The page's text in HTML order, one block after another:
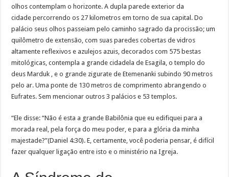
olhos contemplam o horizonte. A dupla parede exterior da
cidade percorrendo os 27 kilometros em torno de sua capital. Do
palácio seus olhos passeiam pelo caminho sagrado da procissão; um
quilômetro de extensão, com suas paredes cobertas de vidros
altamente reflexivos e azulejos azuis, decorados com 575 bestas
mitológicas, contempla a grande cidadela de Esagila, o templo do
deus Marduk , e o grande zigurate de Etemenanki subindo 90 metros
pelo ar. Uma ponte de 130 metros de comprimento abrangendo o
Eufrates. Sem mencionar outros 3 palácios e 53 templos.
“Ele disse: “Não é esta a grande Babilônia que eu edifiquei para a
morada real, pela força do meu poder, e para a glória da minha
majestade?”(Daniel 4:30). E, certamente, você poderia pensar, é difícil
fazer qualquer ligação entre isto e o ministério na Igreja.